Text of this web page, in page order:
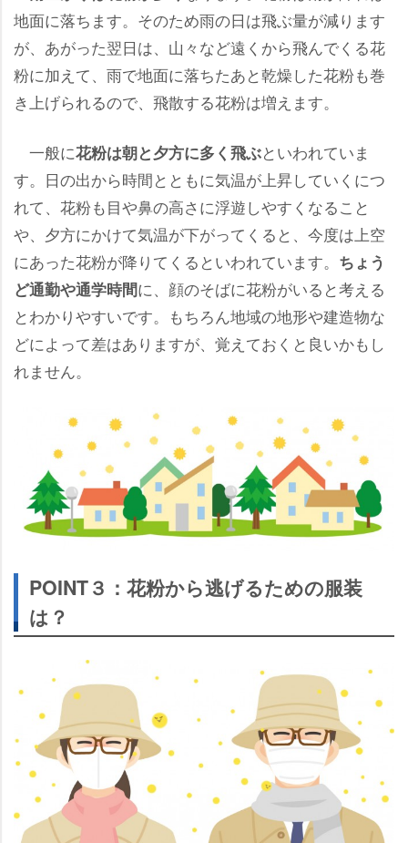
地面に落ちます。そのため雨の日は飛ぶ量が減ります
が、あがった翌日は、山々など遠くから飛んでくる花
粉に加えて、雨で地面に落ちたあと乾燥した花粉も巻
き上げられるので、飛散する花粉は増えます。
一般に花粉は朝と夕方に多く飛ぶといわれていま
す。日の出から時間とともに気温が上昇していくにつ
れて、花粉も目や鼻の高さに浮遊しやすくなること
、夕方にかけて気温が下がってくると、今度は上空
にあった花粉が降りてくるといわれています。 ちょう
ど通勤や通学時間に、顔のそばに花粉がいると考える
とわかりやすいです。もちろん地域の地形や建造物な
どによって差はありますが、覚えておくと良いかもし
れません。
POINT３：花粉から逃げるための服装
は？